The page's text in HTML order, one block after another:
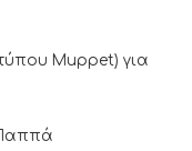
Muppet) για